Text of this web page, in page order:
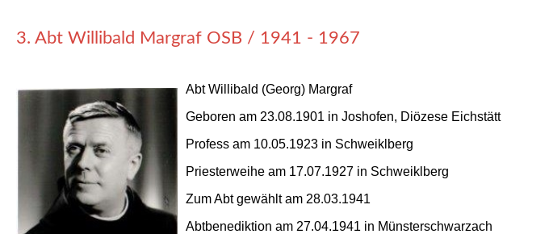
3. Abt Willibald Margraf OSB / 1941 - 1967
Abt Willibald (Georg) Margraf
Geboren am 23.08.1901 in Joshofen, Diözese Eichstätt
Profess am 10.05.1923 in Schweiklberg
Priesterweihe am 17.07.1927 in Schweiklberg
Zum Abt gewählt am 28.03.1941
Abtbenediktion am 27.04.1941 in Münsterschwarzach